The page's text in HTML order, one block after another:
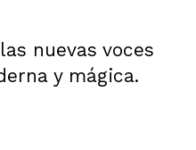
nuevas voces
y mágica.